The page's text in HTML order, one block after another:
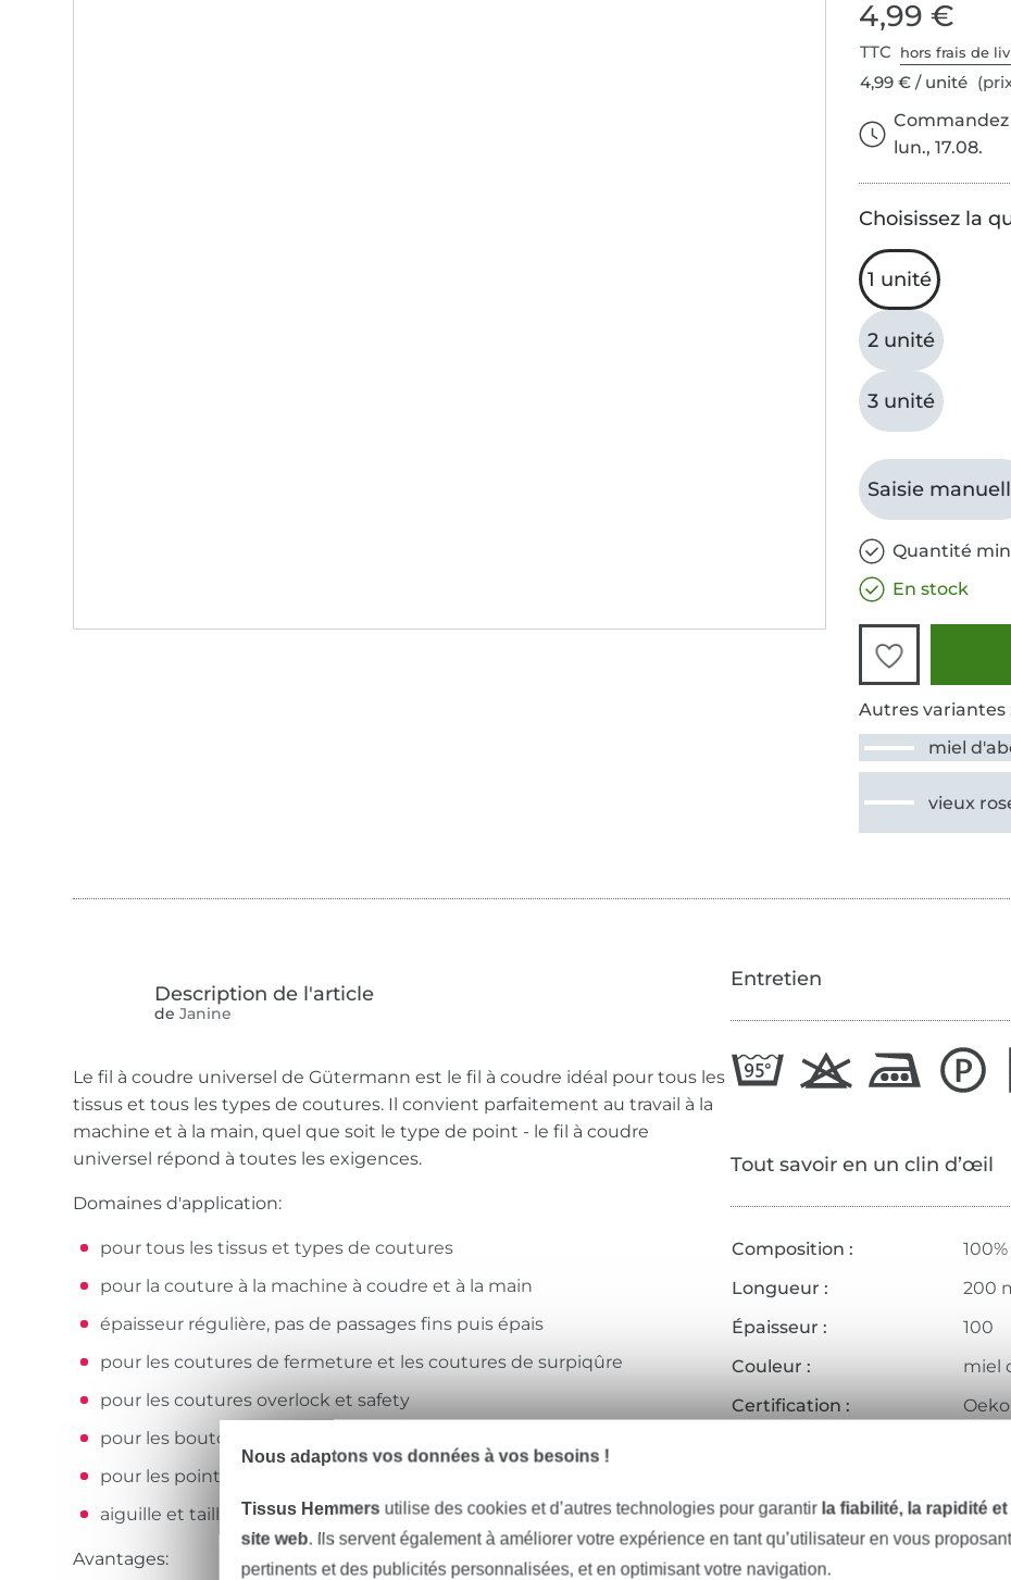
4,99 €
TTC hors frais de
4,99 € / unité
lun., 17.08.
Choisissez la
1 unité
2 unité
3 unité
Saisie
Quantité
En stock
Autres variantes
miel
vieux
de Janine
Le fil à coudre universel de Gütermann est le fil à coudre idéal pour tous les
tissus et tous les types de coutures. Il convient parfaitement au travail à la
machine et à la main, quel que soit le type de point - le fil à coudre
universel répond à toutes les exigences.
Domaines d'application:
pour tous les tissus et types de coutures
pour la couture à la machine à coudre et à la main
épaisseur régulière, pas de passages fins puis épais
pour les coutures de fermeture et les coutures de surpiqûre
pour les coutures overlock et safety
pour les boutonnières et pour coudre des boutons
pour les points décoratifs fins et les coutures décoratives
aiguille et taille d'aiguille recommandées : aiguille universelle NM 70 – 90
Avantages:
Entretien
Tout savoir en un clin d’œil
Composition :
Longueur :
200
Épaisseur :
100
Couleur :
miel
Certification :
Réf.:
Coordonnées du fabricant
Nous adaptons vos données à vos besoins !
Tissus Hemmers utilise des cookies et d’autres technologies pour garantir la fiabilité, la rapidité
site web. Ils servent également à améliorer votre expérience en tant qu’utilisateur en vous
pertinents et des publicités personnalisées, et en optimisant votre navigation.